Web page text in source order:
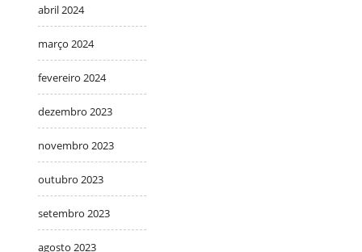
abril 2024
março 2024
fevereiro 2024
dezembro 2023
novembro 2023
outubro 2023
setembro 2023
agosto 2023